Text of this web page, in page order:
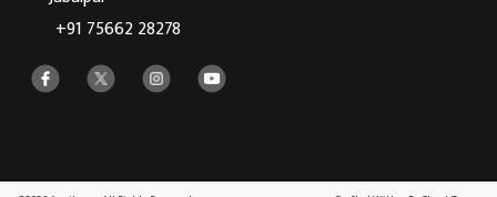
+91 75662 28278